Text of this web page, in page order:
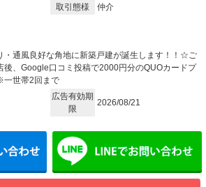
取引態様
仲介
・通風良好な角地に新築戸建が誕生します！！☆ご
後、Google口コミ投稿で2000円分のQUOカードプ
一世帯2回まで
広告有効期
限
2026/08/21
メールでお問い合わせ